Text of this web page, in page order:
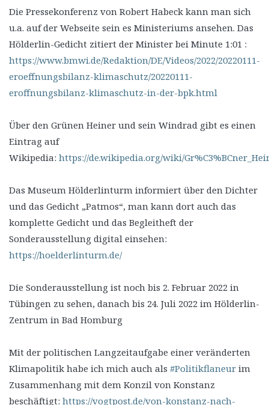
Die Pressekonferenz von Robert Habeck kann man sich
u.a. auf der Webseite sein es Ministeriums ansehen. Das
Hölderlin-Gedicht zitiert der Minister bei Minute 1:01 :
https://www.bmwi.de/Redaktion/DE/Videos/2022/20220111-
eroeffnungsbilanz-klimaschutz/20220111-
eroffnungsbilanz-klimaschutz-in-der-bpk.html
Über den Grünen Heiner und sein Windrad gibt es einen
Eintrag auf
Wikipedia: https://de.wikipedia.org/wiki/
Das Museum Hölderlinturm informiert über den Dichter
und das Gedicht „Patmos“, man kann dort auch das
komplette Gedicht und das Begleitheft der
Sonderausstellung digital einsehen:
https://hoelderlinturm.de/
Die Sonderausstellung ist noch bis 2. Februar 2022 in
Tübingen zu sehen, danach bis 24. Juli 2022 im Hölderlin-
Zentrum in Bad Homburg
Mit der politischen Langzeitaufgabe einer veränderten
Klimapolitik habe ich mich auch als #Politikflaneur im
Zusammenhang mit dem Konzil von Konstanz
beschäftigt: https://vogtpost.de/von-konstanz-nach-